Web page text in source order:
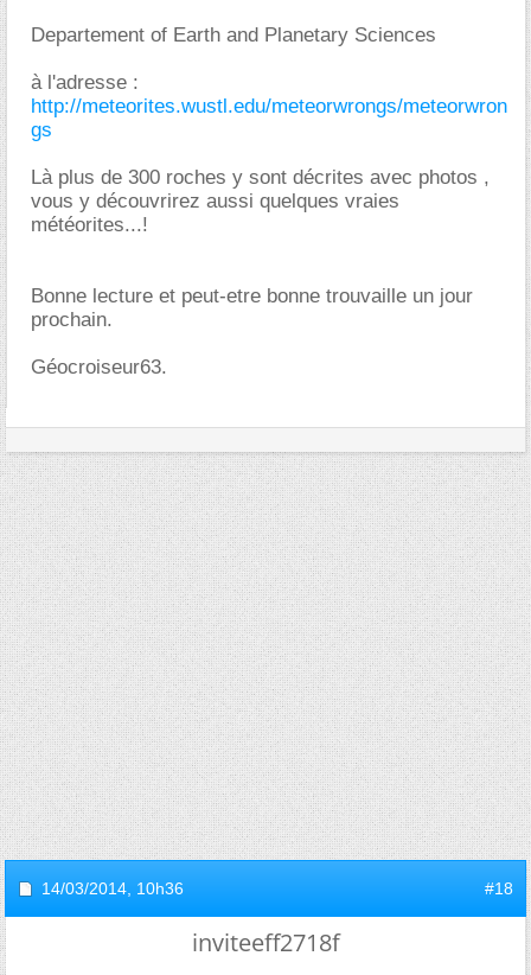
Departement of Earth and Planetary Sciences
à l'adresse :
http://meteorites.wustl.edu/meteorwrongs/meteorwron
gs
Là plus de 300 roches y sont décrites avec photos ,
vous y découvrirez aussi quelques vraies
météorites...!
Bonne lecture et peut-etre bonne trouvaille un jour
prochain.
Géocroiseur63.
14/03/2014, 10h36 #18
inviteeff2718f